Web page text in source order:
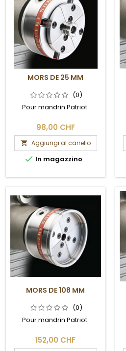
MORS DE 25 MM
(0)
Pour mandrin Patriot.
98,00 CHF
 Aggiungi al carrello
 In magazzino
MORS DE 108 MM
(0)
Pour mandrin Patriot.
152,00 CHF